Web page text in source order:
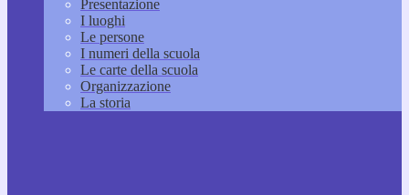
Presentazione
I luoghi
Le persone
I numeri della scuola
Le carte della scuola
Organizzazione
La storia